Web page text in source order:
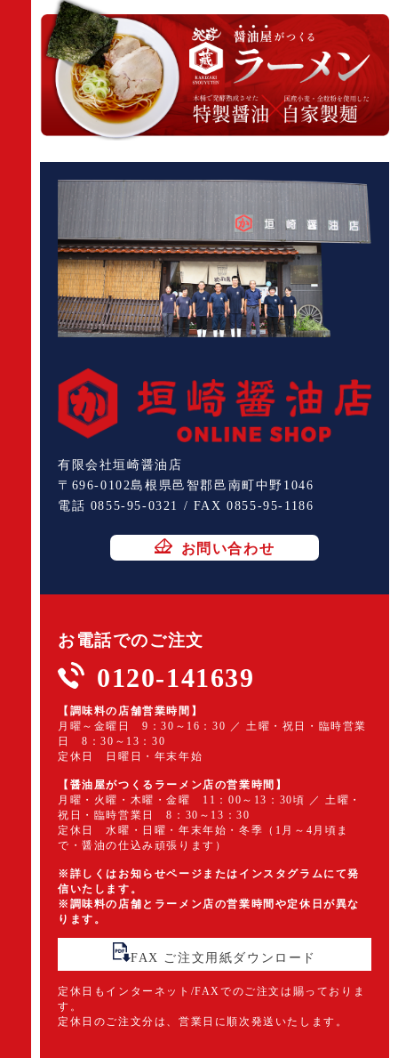
有限会社垣崎醤油店
〒696-0102島根県邑智郡邑南町中野1046
電話 0855-95-0321 / FAX 0855-95-1186
お問い合わせ
お電話でのご注文
0120-141639
【調味料の店舗営業時間】
月曜～金曜日 9：30～16：30 ／ 土曜・祝日・臨時営業
日 8：30～13：30
定休日 日曜日・年末年始
【醤油屋がつくるラーメン店の営業時間】
月曜・火曜・木曜・金曜 11：00～13：30頃 ／ 土曜・
祝日・臨時営業日 8：30～13：30
定休日 水曜・日曜・年末年始・冬季（1月～4月頃ま
で・醤油の仕込み頑張ります）
※詳しくはお知らせページまたはインスタグラムにて発
信いたします。
※調味料の店舗とラーメン店の営業時間や定休日が異な
ります。
FAX ご注文用紙ダウンロード
定休日もインターネット/FAXでのご注文は賜っておりま
す。
定休日のご注文分は、営業日に順次発送いたします。